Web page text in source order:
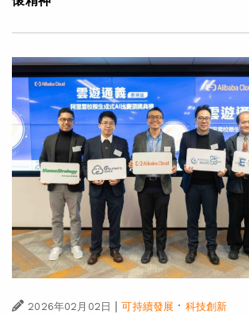
2026年02月02日 | 可持續發展 · 科技創新